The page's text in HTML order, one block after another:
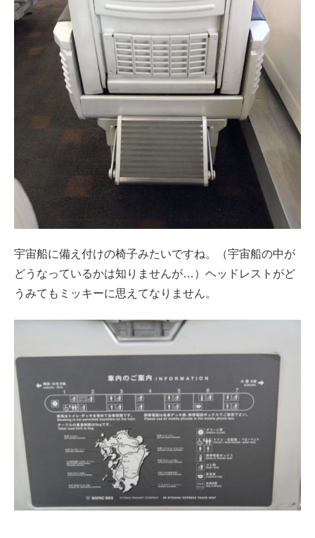
宇宙船に備え付けの椅子みたいですね。（宇宙船の中が
どうなっているかは知りませんが…）ヘッドレストがど
うみてもミッキーに思えてなりません。